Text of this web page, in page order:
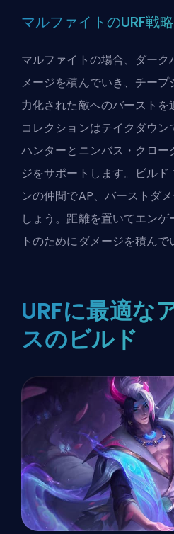
マルファイトのURF戦略
マルファイトの場合、ダー
メージを積んでいき、チー
力化された敵へのバースト
コレクションはテイクダウ
ハンターとニンバス・クロ
ジをサポートします。
ビルド
ンの仲間でAP、バーストダ
しょう。距離を置いてエン
トのためにダメージを積んで
URFに最適な
スのビルド